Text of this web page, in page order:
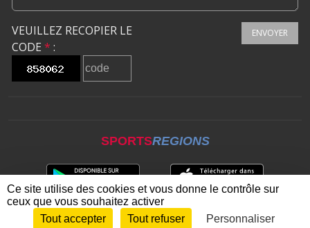
VEUILLEZ RECOPIER LE
CODE * :
ENVOYER
SPORTSREGIONS
Envie de participer ? CONNEXION
Ce site utilise des cookies et vous donne le contrôle sur
ceux que vous souhaitez activer
Tout accepter
Tout refuser Personnaliser